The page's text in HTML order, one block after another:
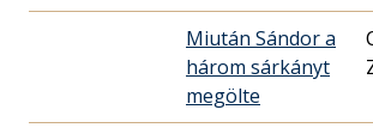
Miután Sándor a
három sárkányt
megölte